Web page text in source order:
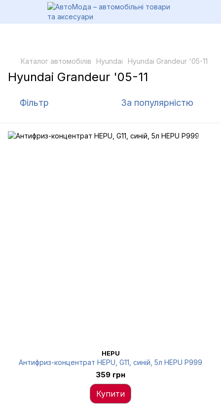
Каталог автомобілів Hyundai Hyundai Grandeur '05-11
Hyundai Grandeur '05-11
Фільтр За популярністю
HEPU
Антифриз-концентрат HEPU, G11, синій, 5л HEPU P999
359 грн
Купити